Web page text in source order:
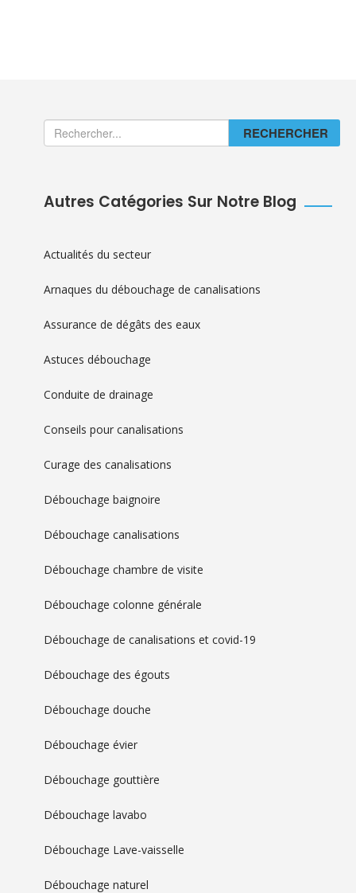
RECHERCHER
Autres Catégories Sur Notre Blog
Actualités du secteur
Arnaques du débouchage de canalisations
Assurance de dégâts des eaux
Astuces débouchage
Conduite de drainage
Conseils pour canalisations
Curage des canalisations
Débouchage baignoire
Débouchage canalisations
Débouchage chambre de visite
Débouchage colonne générale
Débouchage de canalisations et covid-19
Débouchage des égouts
Débouchage douche
Débouchage évier
Débouchage gouttière
Débouchage lavabo
Débouchage Lave-vaisselle
Débouchage naturel